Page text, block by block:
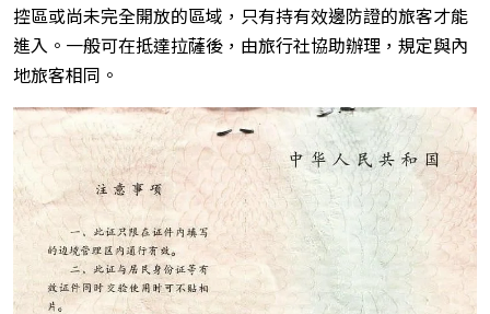
控區或尚未完全開放的區域，只有持有效邊防證的旅客才能
進入。一般可在抵達拉薩後，由旅行社協助辦理，規定與內
地旅客相同。